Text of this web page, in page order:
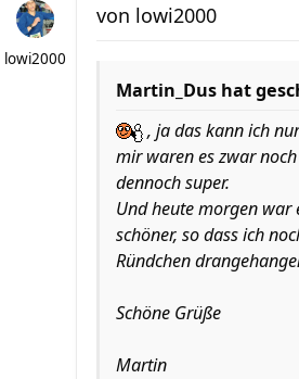
lowi2000
von lowi2000
Martin_Dus hat
, ja das kann ich
mir waren es zwar
dennoch super.
Und heute morgen war
schöner, so dass ich
Ründchen
Schöne Grüße
Martin